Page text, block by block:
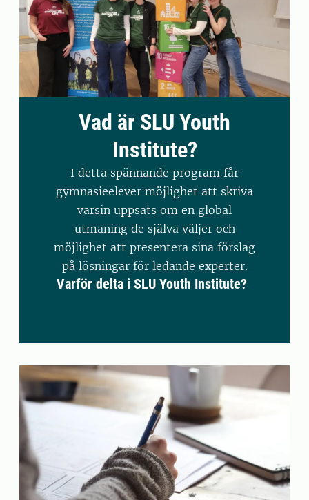
Vad är SLU Youth
Institute?
I detta spännande program får
gymnasieelever möjlighet att skriva
varsin uppsats om en global
utmaning de själva väljer och
möjlighet att presentera sina förslag
på lösningar för ledande experter.
Varför delta i SLU Youth Institute?